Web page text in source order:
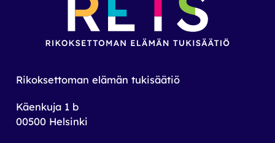
Rikoksettoman elämän tukisäätiö
Käenkuja 1 b
00500 Helsinki